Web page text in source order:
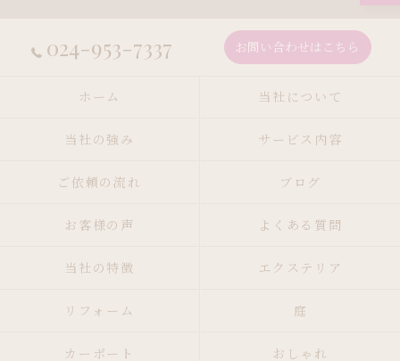
024-953-7337 お問い合わせはこちら
ホーム 当社について
当社の強み サービス内容
ご依頼の流れ ブログ
お客様の声 よくある質問
当社の特徴 エクステリア
リフォーム 庭
カーポート おしゃれ